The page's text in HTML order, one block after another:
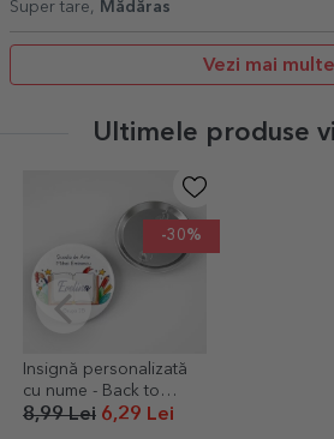
Super tare,
Mădăras
Vezi mai multe
Ultimele produse
-30%
Insignă personalizată
cu nume - Back to
school
8,99 Lei 6,29 Lei